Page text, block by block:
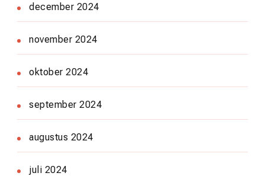
december 2024
november 2024
oktober 2024
september 2024
augustus 2024
juli 2024